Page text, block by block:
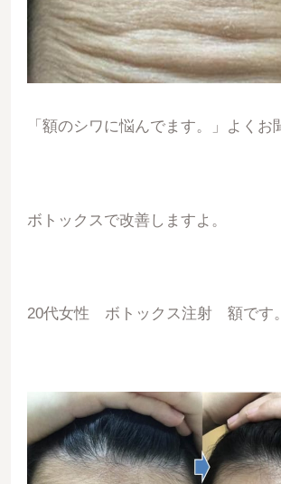
「額のシワに悩んでます。」よくお
ボトックスで改善しますよ。
20代女性 ボトックス注射 額です。